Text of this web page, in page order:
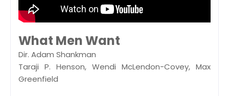
What Men Want
Dir. Adam Shankman
Taraji P. Henson, Wendi McLendon-Covey, Max
Greenfield